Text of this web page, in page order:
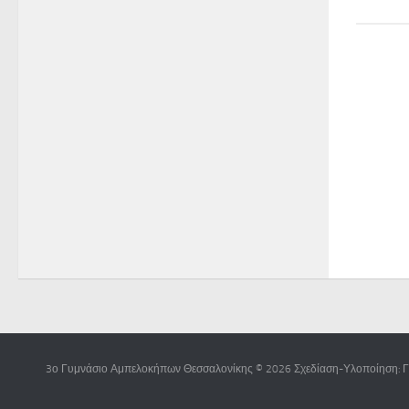
3ο Γυμνάσιο Αμπελοκήπων Θεσσαλονίκης © 2026 Σχεδίαση-Υλοποίηση: